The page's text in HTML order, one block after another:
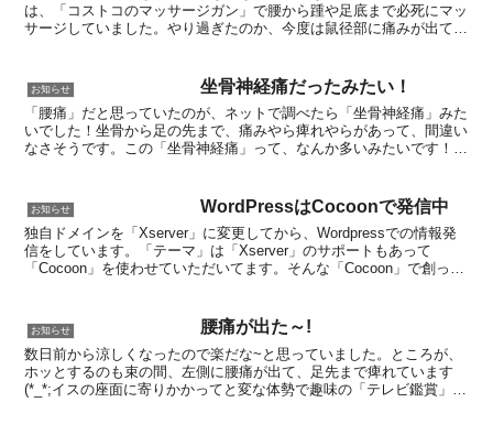
は、「コストコのマッサージガン」で腰から踵や足底まで必死にマッ
サージしていました。やり過ぎたのか、今度は鼠径部に痛みが出てき
お知らせ 坐骨神経痛だったみたい！
「腰痛」だと思っていたのが、ネットで調べたら「坐骨神経痛」みた
いでした！坐骨から足の先まで、痛みやら痺れやらがあって、間違い
なさそうです。この「坐骨神経痛」って、なんか多いみたいです！
お知らせ WordPressはCocoonで発信中
独自ドメインを「Xserver」に変更してから、Wordpressでの情報発
信をしています。「テーマ」は「Xserver」のサポートもあって
「Cocoon」を使わせていただいてます。そんな「Cocoon」で創って
お知らせ 腰痛が出た～!
数日前から涼しくなったので楽だな~と思っていました。ところが、
ホッとするのも束の間、左側に腰痛が出て、足先まで痺れています
(*_*;イスの座面に寄りかかってと変な体勢で趣味の「テレビ鑑賞」し